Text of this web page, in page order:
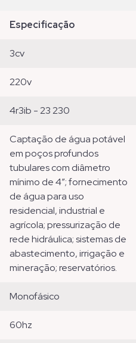
especificação
3cv
220v
4r3ib - 23 230
captação de água potável
em poços profundos
tubulares com diâmetro
mínimo de 4”; fornecimento
de água para uso
residencial, industrial e
agrícola; pressurização de
rede hidráulica; sistemas de
abastecimento, irrigação e
mineração; reservatórios.
monofásico
60hz